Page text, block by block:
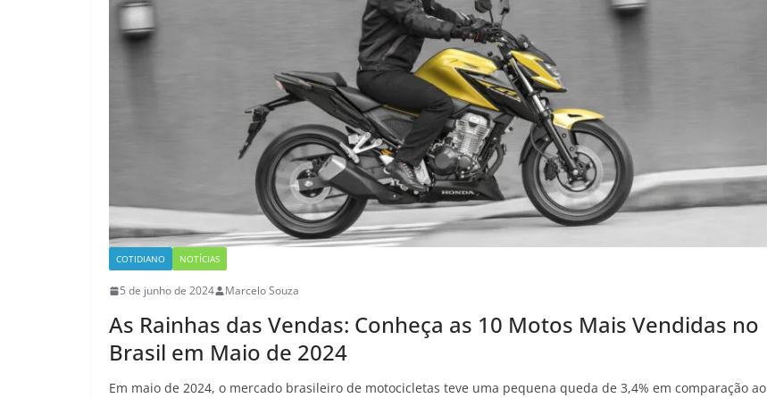
COTIDIANO NOTÍCIAS
5 de junho de 2024 Marcelo Souza
As Rainhas das Vendas: Conheça as 10 Motos Mais Vendidas no
Brasil em Maio de 2024
Em maio de 2024, o mercado brasileiro de motocicletas teve uma pequena queda de 3,4% em comparação ao